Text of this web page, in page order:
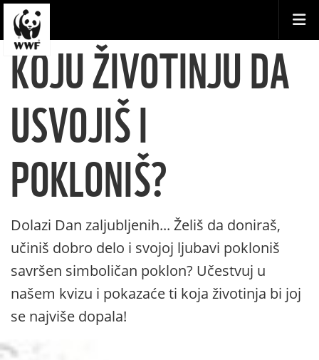
KOJU ŽIVOTINJU DA
USVOJIŠ I
POKLONIŠ?
Dolazi Dan zaljubljenih... Želiš da doniraš,
učiniš dobro delo i svojoj ljubavi pokloniš
savršen simboličan poklon? Učestvuj u
našem kvizu i pokazaće ti koja životinja bi joj
se najviše dopala!